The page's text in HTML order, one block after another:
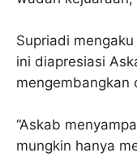
Supriadi
ini diapresiasi
mengembangkan
“Askab
mungkin hanya